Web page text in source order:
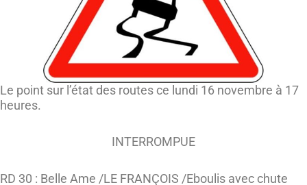
Le point sur l’état des routes ce lundi 16 novembre à 17
heures.
INTERROMPUE
RD 30 : Belle Ame /LE FRANÇOIS /Eboulis avec chute